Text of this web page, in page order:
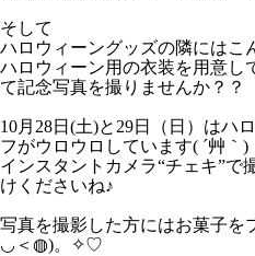
そして
ハロウィーングッズの隣にはこ
ハロウィーン用の衣装を用意し
て記念写真を撮りませんか？？
10月28日(土)と29日（日）はハ
フがウロウロしています( ´艸｀)
インスタントカメラ“チェキ”で
けくださいね♪
写真を撮影した方にはお菓子
◡＜◍)。✧♡